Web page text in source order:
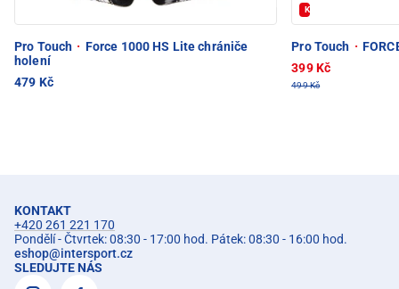
Pro Touch · Force 1000 HS Lite chrániče
holení
479 Kč
Kód: FOTBAL20
Pro Touch ·
399 Kč
499 Kč
KONTAKT
+420 261 221 170
Pondělí - Čtvrtek: 08:30 - 17:00 hod. Pátek: 08:30 - 16:00 hod.
eshop@intersport.cz
SLEDUJTE NÁS